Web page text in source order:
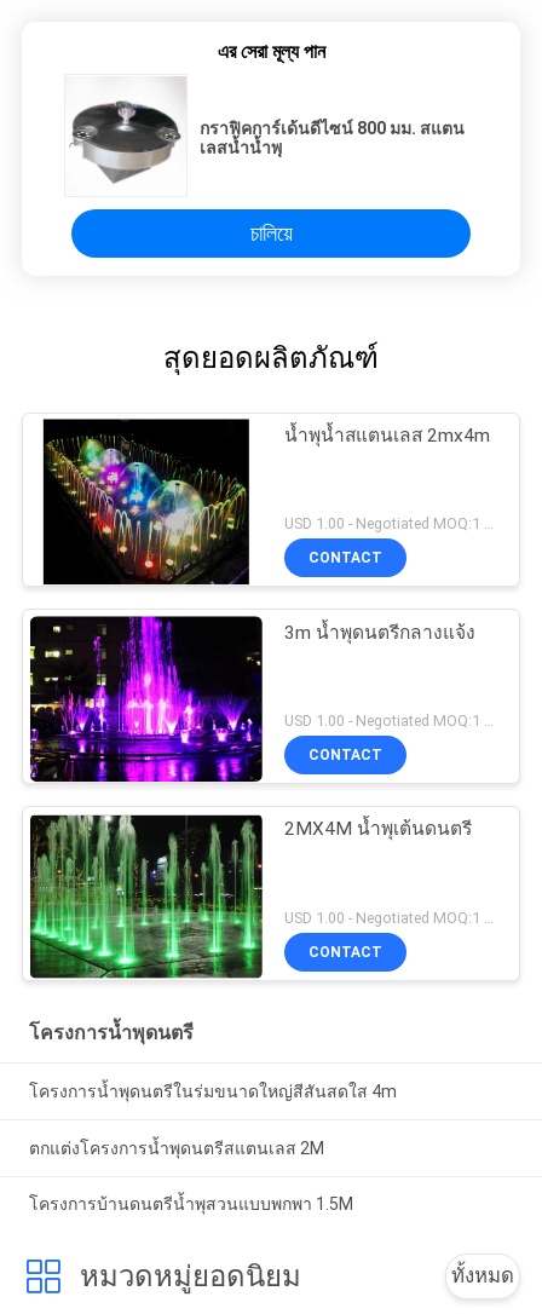
এর সেরা মূল্য পান
กราฟิคการ์เด้นดีไซน์ 800 มม. สแตน
เลสน้ำน้ำพุ
চালিয়ে
สุดยอดผลิตภัณฑ์
น้ำพุน้ำสแตนเลส 2mx4m
USD 1.00 - Negotiated MOQ:1 ชุด
CONTACT
3m น้ำพุดนตรีกลางแจ้ง
USD 1.00 - Negotiated MOQ:1 ชุด
CONTACT
2MX4M น้ำพุเต้นดนตรี
CONTACT
โครงการน้ำพุดนตรี
โครงการน้ำพุดนตรีในร่มขนาดใหญ่สีสันสดใส 4m
ตกแต่งโครงการน้ำพุดนตรีสแตนเลส 2M
โครงการบ้านดนตรีน้ำพุสวนแบบพกพา 1.5M
หมวดหมู่ยอดนิยม ทั้งหมด